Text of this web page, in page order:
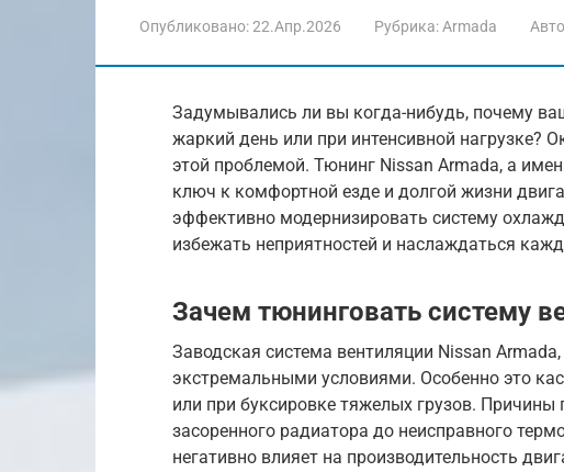
Опубликовано:22.Апр.2026 Рубрика: Armada
Задумывались ли вы когда-нибудь, почему
жаркий день или при интенсивной нагрузке?
этой проблемой. Тюнинг Nissan Armada, а
ключ к комфортной езде и долгой жизни
эффективно модернизировать систему
избежать неприятностей и наслаждаться
Зачем тюнинговать систему
Заводская система вентиляции Nissan
экстремальными условиями. Особенно это
или при буксировке тяжелых грузов.
засоренного радиатора до неисправного
негативно влияет на производительность